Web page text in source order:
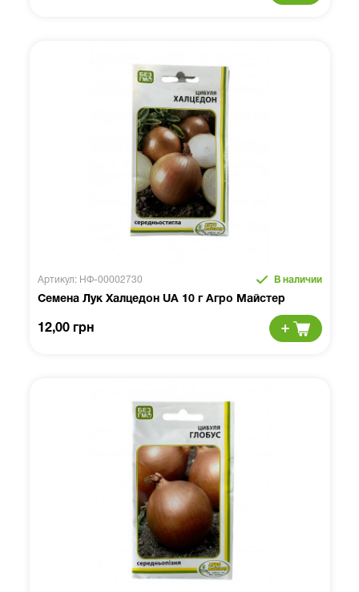
Артикул: НФ-00002730 В наличии
Семена Лук Халцедон UA 10 г Агро Майстер
12,00 грн